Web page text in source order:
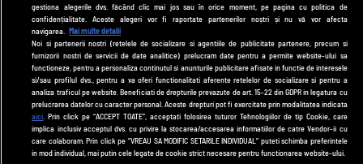
Cod deontologic
Termeni și condiții
Politica de cookies
Politică de confidențialitate
Contact
Modifică Setările
gestiona alegerile dvs. făcând clic mai jos sau în orice moment, pe pagina cu politica de
confidențialitate. Aceste alegeri vor fi raportate partenerilor noștri și nu vă vor afecta
navigarea.
Mai multe detalii
Noi si partenerii nostri (retelele de socializare si agentiile de publicitate partenere, precum si
furnizorii nostri de servicii de date analitice) prelucram date pentru a permite website-ului sa
functioneze, pentru a personaliza continutul si anunturile publicitare afisate in functie de interesele
si/sau profilul dvs., pentru a va oferi functionalitati aferente retelelor de socializare si pentru a
analiza traficul pe website. Beneficiati de drepturile prevazute de art. 15-22 din GDPR in legatura cu
prelucrarea datelor cu caracter personal. Aceste drepturi pot fi exercitate prin modalitatea indicata
aici . Prin click pe “ACCEPT TOATE”, acceptati folosirea tuturor Tehnologiilor de tip Cookie, care
implica inclusiv acceptul dvs. cu privire la stocarea/accesarea informatiilor de catre Vendor-ii cu
care colaboram. Prin click pe “VREAU SA MODIFIC SETARILE INDIVIDUAL” puteti schimba preferintele
in mod individual, mai putin cele legate de cookie strict necesare pentru functionarea website-ului.